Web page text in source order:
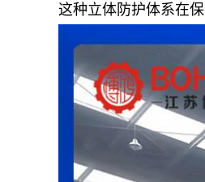
这种立体防护体系在